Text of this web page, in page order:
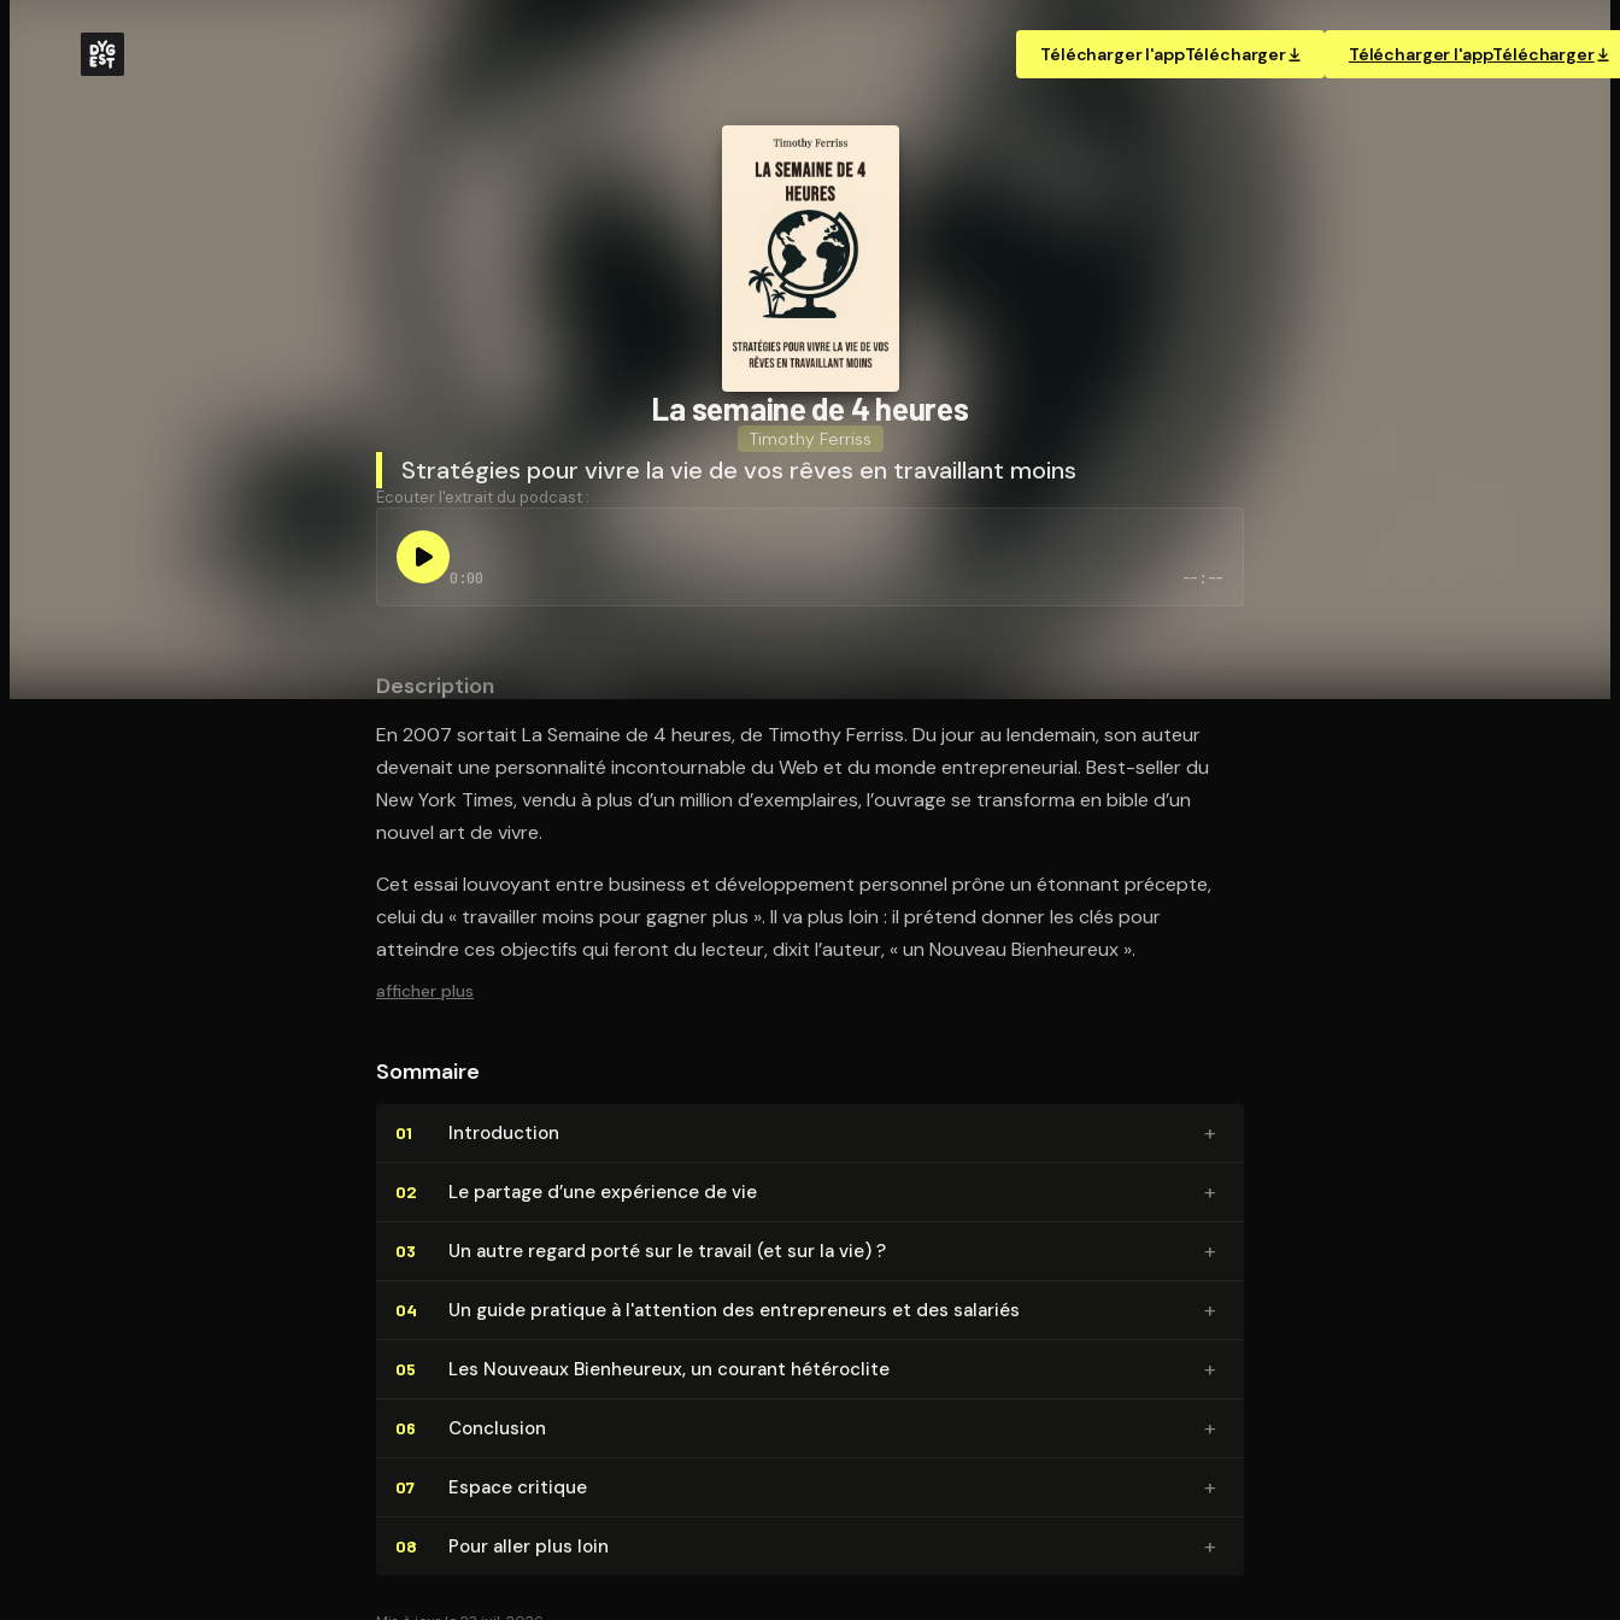
Télécharger l'appTélécharger Télécharger l'appTélécharger
La semaine de 4 heures
Timothy Ferriss
Stratégies pour vivre la vie de vos rêves en travaillant moins
Écouter l'extrait du podcast :
0:00 --:--
Description
En 2007 sortait La Semaine de 4 heures, de Timothy Ferriss. Du jour au lendemain, son auteur
devenait une personnalité incontournable du Web et du monde entrepreneurial. Best-seller du
New York Times, vendu à plus d’un million d’exemplaires, l’ouvrage se transforma en bible d’un
nouvel art de vivre.
Cet essai louvoyant entre business et développement personnel prône un étonnant précepte,
celui du « travailler moins pour gagner plus ». Il va plus loin : il prétend donner les clés pour
atteindre ces objectifs qui feront du lecteur, dixit l’auteur, « un Nouveau Bienheureux ».
afficher plus
Sommaire
01 In­tro­duc­tion +
02 Le partage d’une expérience de vie +
03 Un autre regard porté sur le travail (et sur la vie) ? +
04 Un guide pratique à l'attention des en­tre­pre­neurs et des salariés +
05 Les Nouveaux Bienheureux, un courant hétéroclite +
06 Conclusion +
07 Espace critique +
08 Pour aller plus loin +